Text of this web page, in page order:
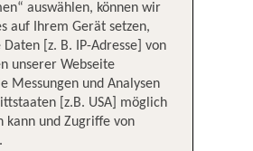
auswählen, können wir
auf Ihrem Gerät setzen,
[z. B. IP-Adresse] von
unserer Webseite
Messungen und Analysen
[z.B. USA] möglich
kann und Zugriffe von